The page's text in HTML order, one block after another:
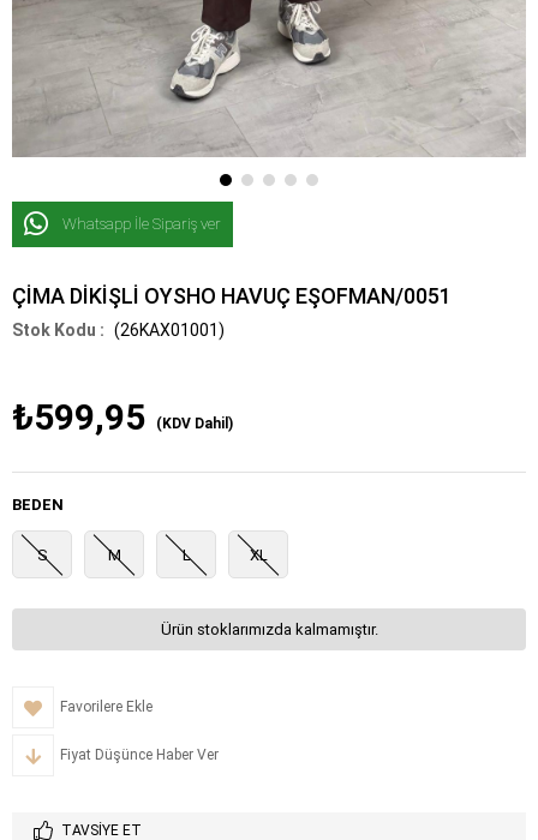
Whatsapp İle Sipariş ver
ÇİMA DİKİŞLİ OYSHO HAVUÇ EŞOFMAN/0051
(26KAX01001)
₺599,95 (KDV Dahil)
BEDEN
S M L XL
Ürün stoklarımızda kalmamıştır.
Favorilere Ekle
Fiyat Düşünce Haber Ver
TAVSIYE ET